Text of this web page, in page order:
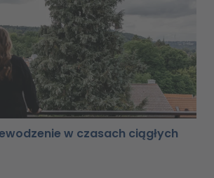
w czasach ciągłych